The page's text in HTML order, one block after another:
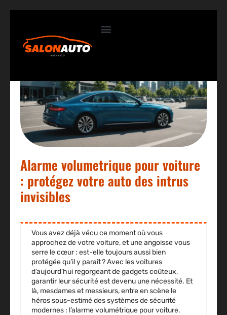
Alarme volumetrique pour voiture
: protégez votre auto des intrus
invisibles
Vous avez déjà vécu ce moment où vous
approchez de votre voiture, et une angoisse vous
serre le cœur : est-elle toujours aussi bien
protégée qu’il y paraît ? Avec les voitures
d’aujourd’hui regorgeant de gadgets coûteux,
garantir leur sécurité est devenu une nécessité. Et
là, mesdames et messieurs, entre en scène le
héros sous-estimé des systèmes de sécurité
modernes : l’alarme volumétrique pour voiture.